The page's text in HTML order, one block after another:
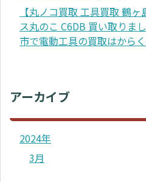
【丸ノコ買取 工具買取 鶴
ス丸のこ C6DB 買い取りま
市で電動工具の買取はからく
アーカイブ
2024年
3月